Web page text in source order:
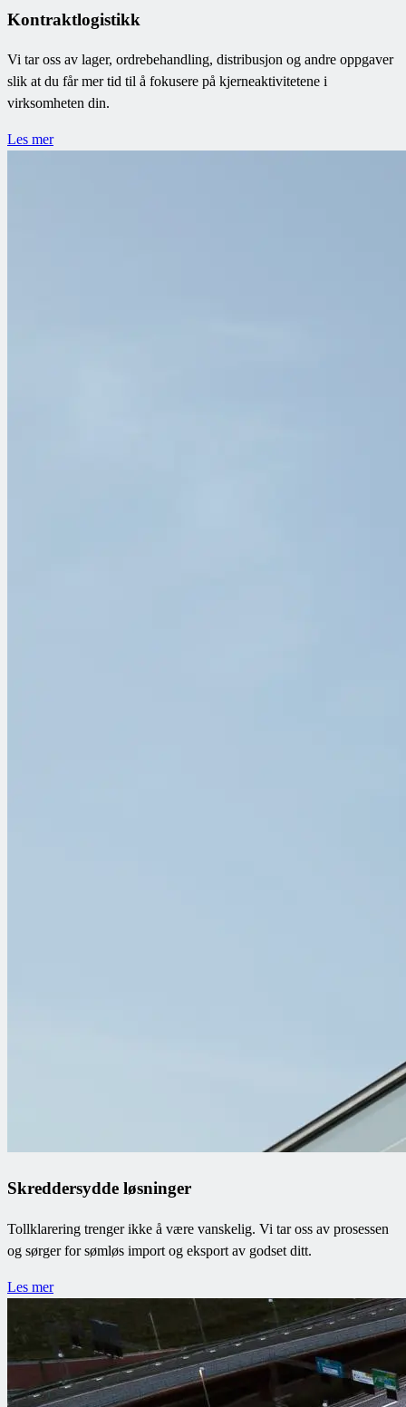
Kontraktlogistikk
Vi tar oss av lager, ordrebehandling, distribusjon og andre oppgaver
slik at du får mer tid til å fokusere på kjerneaktivitetene i
virksomheten din.
Les mer
Skreddersydde løsninger
Tollklarering trenger ikke å være vanskelig. Vi tar oss av prosessen
og sørger for sømløs import og eksport av godset ditt.
Les mer